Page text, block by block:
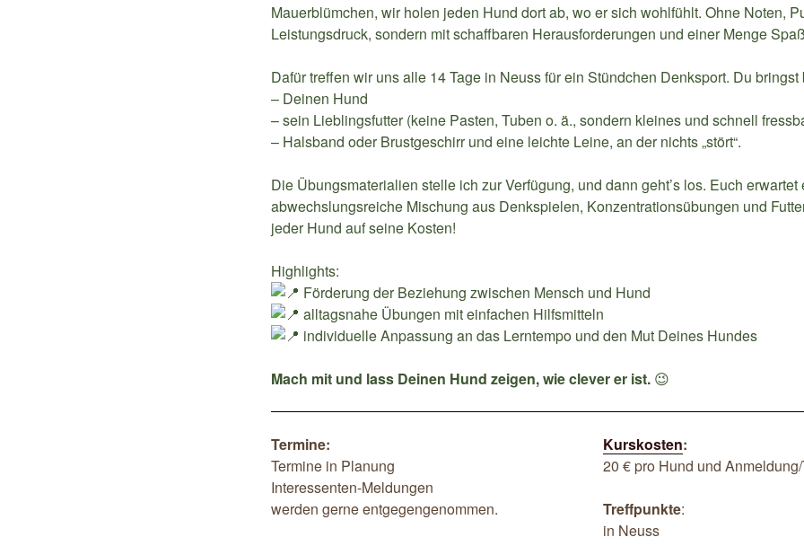
Mauerblümchen, wir holen jeden Hund dort ab, wo er sich wohlfühlt. Ohne Noten,
Leistungsdruck, sondern mit schaffbaren Herausforderungen und einer Menge
Dafür treffen wir uns alle 14 Tage in Neuss für ein Stündchen Denksport. Du
– Deinen Hund
– sein Lieblingsfutter (keine Pasten, Tuben o. ä., sondern kleines und schnell
– Halsband oder Brustgeschirr und eine leichte Leine, an der nichts „stört“.
Die Übungsmaterialien stelle ich zur Verfügung, und dann geht’s los. Euch erwartet
abwechslungsreiche Mischung aus Denkspielen, Konzentrationsübungen und
jeder Hund auf seine Kosten!
Highlights:
Förderung der Beziehung zwischen Mensch und Hund
alltagsnahe Übungen mit einfachen Hilfsmitteln
individuelle Anpassung an das Lerntempo und den Mut Deines Hundes
Mach mit und lass Deinen Hund zeigen, wie clever er ist. 😉
Termine:
Termine in Planung
Interessenten-Meldungen
werden gerne entgegengenommen.
Kurskosten:
20 € pro Hund und
Treffpunkte:
in Neuss